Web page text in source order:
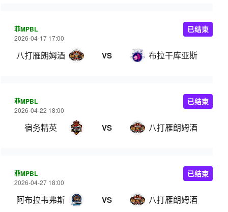
菲MPBL
2026-04-17 17:00
八打雁朗姆酒 VS 布拉干库亚斯
已结束
菲MPBL
2026-04-22 18:00
宿务精英 VS 八打雁朗姆酒
已结束
菲MPBL
2026-04-27 18:00
阿布拉韦弗斯 VS 八打雁朗姆酒
已结束